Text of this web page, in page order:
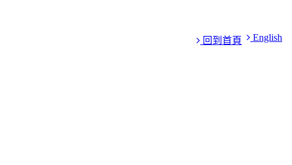
English
回到首頁